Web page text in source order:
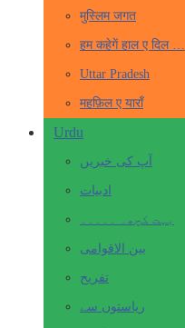
मुस्लिम जगत
हम कहेगें हाल ए दिल …
Uttar Pradesh
महफ़िल ए याराँ
Urdu
آپ کی خبریں
ادبیات
بہت کچھ۔ ۔۔۔۔۔
بین الاقوامی
تفریح
ریاستوں سے